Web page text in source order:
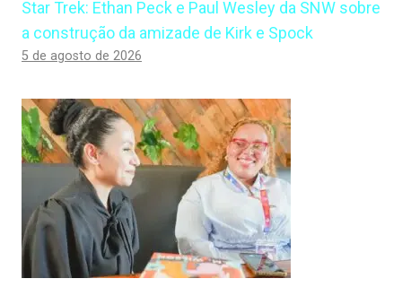
Star Trek: Ethan Peck e Paul Wesley da SNW sobre
a construção da amizade de Kirk e Spock
5 de agosto de 2026